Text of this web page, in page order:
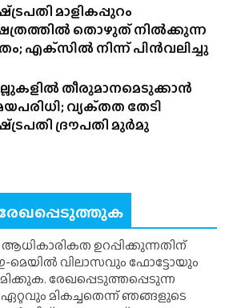
മാളികപ്പുറം
തൊഴുത് നിൽക്കുന്ന
എക്‌സിൽ നിന്ന് പിൻവലിച്ചു
തീരുമാനമെടുക്കാൻ
വ്യക്‌തത തേടി
ദ്രൗപതി മുർമു
ഉറപ്പിക്കുന്നതിന്
മെയിൽ വിലാസവും ഫോട്ടോയും
രേഖപ്പെടുത്തപ്പെടുന്ന
മികച്ചതെന്ന് ഞങ്ങളുടെ